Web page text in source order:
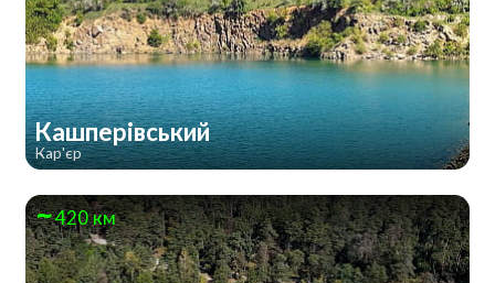
Кашперівський
Кар'єр
420 км